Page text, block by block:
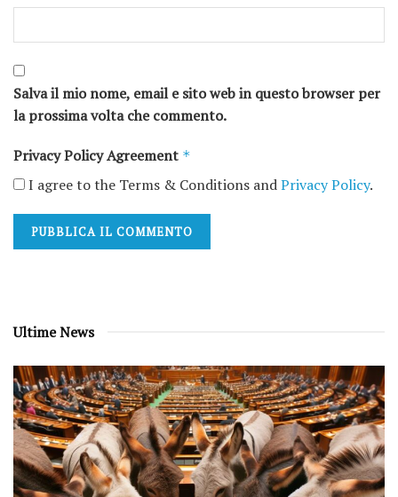
Salva il mio nome, email e sito web in questo browser per
la prossima volta che commento.
Privacy Policy Agreement *
I agree to the Terms & Conditions andPrivacy Policy.
Ultime News